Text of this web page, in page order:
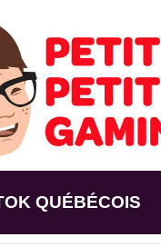
QUÉBÉCOIS